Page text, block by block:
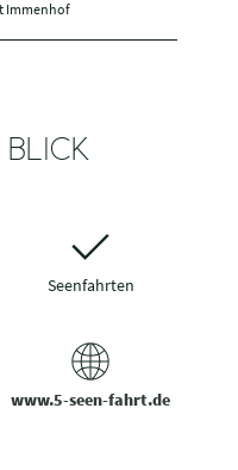
Immenhof
BLICK
Seenfahrten
www.5-seen-fahrt.de